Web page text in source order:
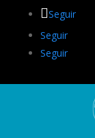
Seguir
Seguir
Seguir